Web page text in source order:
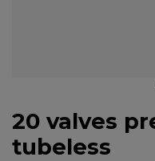
20 valves
tubeless